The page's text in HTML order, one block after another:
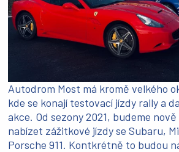
Autodrom Most má kromě velkého
kde se konají testovací jízdy rally a
akce. Od sezony 2021, budeme
nabízet zážitkové jízdy se Subaru,
Porsche 911. Kontkrétně to budou